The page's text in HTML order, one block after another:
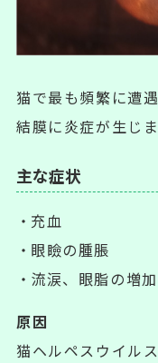
猫で最も頻繁に遭
結膜に炎症が生じま
主な症状
充血
眼瞼の腫脹
流涙、眼脂の増加
原因
猫ヘルペスウイル